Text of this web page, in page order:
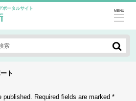
ポータルサイト MENU
ト
published. Required fields are marked *